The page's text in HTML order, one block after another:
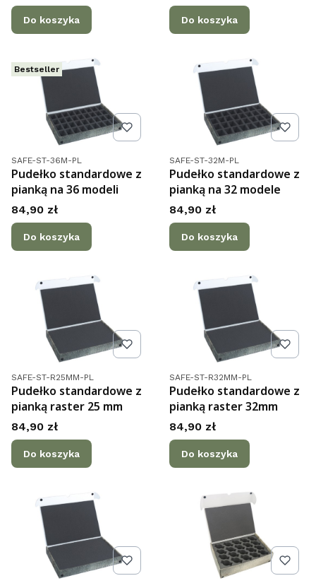
Do koszyka Do koszyka
Bestseller
Kod produktu
SAFE-ST-36M-PL
Pudełko standardowe z
pianką na 36 modeli
Cena
84,90 zł
Do koszyka
Kod produktu
SAFE-ST-32M-PL
Pudełko standardowe z
pianką na 32 modele
Cena
84,90 zł
Do koszyka
Kod produktu
SAFE-ST-R25MM-PL
Pudełko standardowe z
pianką raster 25 mm
Cena
84,90 zł
Do koszyka
Kod produktu
SAFE-ST-R32MM-PL
Pudełko standardowe z
pianką raster 32mm
Cena
84,90 zł
Do koszyka